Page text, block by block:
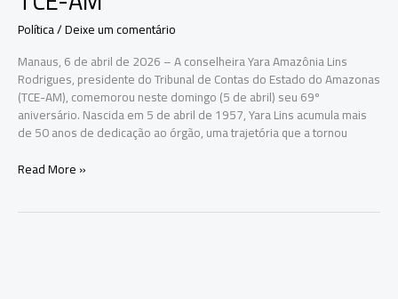
Política/Deixe um comentário
Manaus, 6 de abril de 2026 – A conselheira Yara Amazônia Lins
Rodrigues, presidente do Tribunal de Contas do Estado do Amazonas
(TCE-AM), comemorou neste domingo (5 de abril) seu 69º
aniversário. Nascida em 5 de abril de 1957, Yara Lins acumula mais
de 50 anos de dedicação ao órgão, uma trajetória que a tornou
Yara
Read More »